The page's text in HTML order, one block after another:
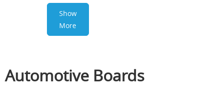
Show
More
Automotive Boards